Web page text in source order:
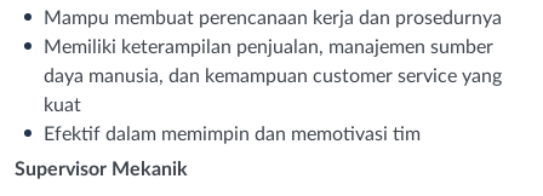
Mampu membuat perencanaan kerja dan prosedurnya
Memiliki keterampilan penjualan, manajemen sumber
daya manusia, dan kemampuan customer service yang
kuat
Efektif dalam memimpin dan memotivasi tim
Supervisor Mekanik